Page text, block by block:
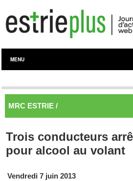
MENU
MRC ESTRIE /
Trois conducteurs
pour alcool au volant
Vendredi 7 juin 2013